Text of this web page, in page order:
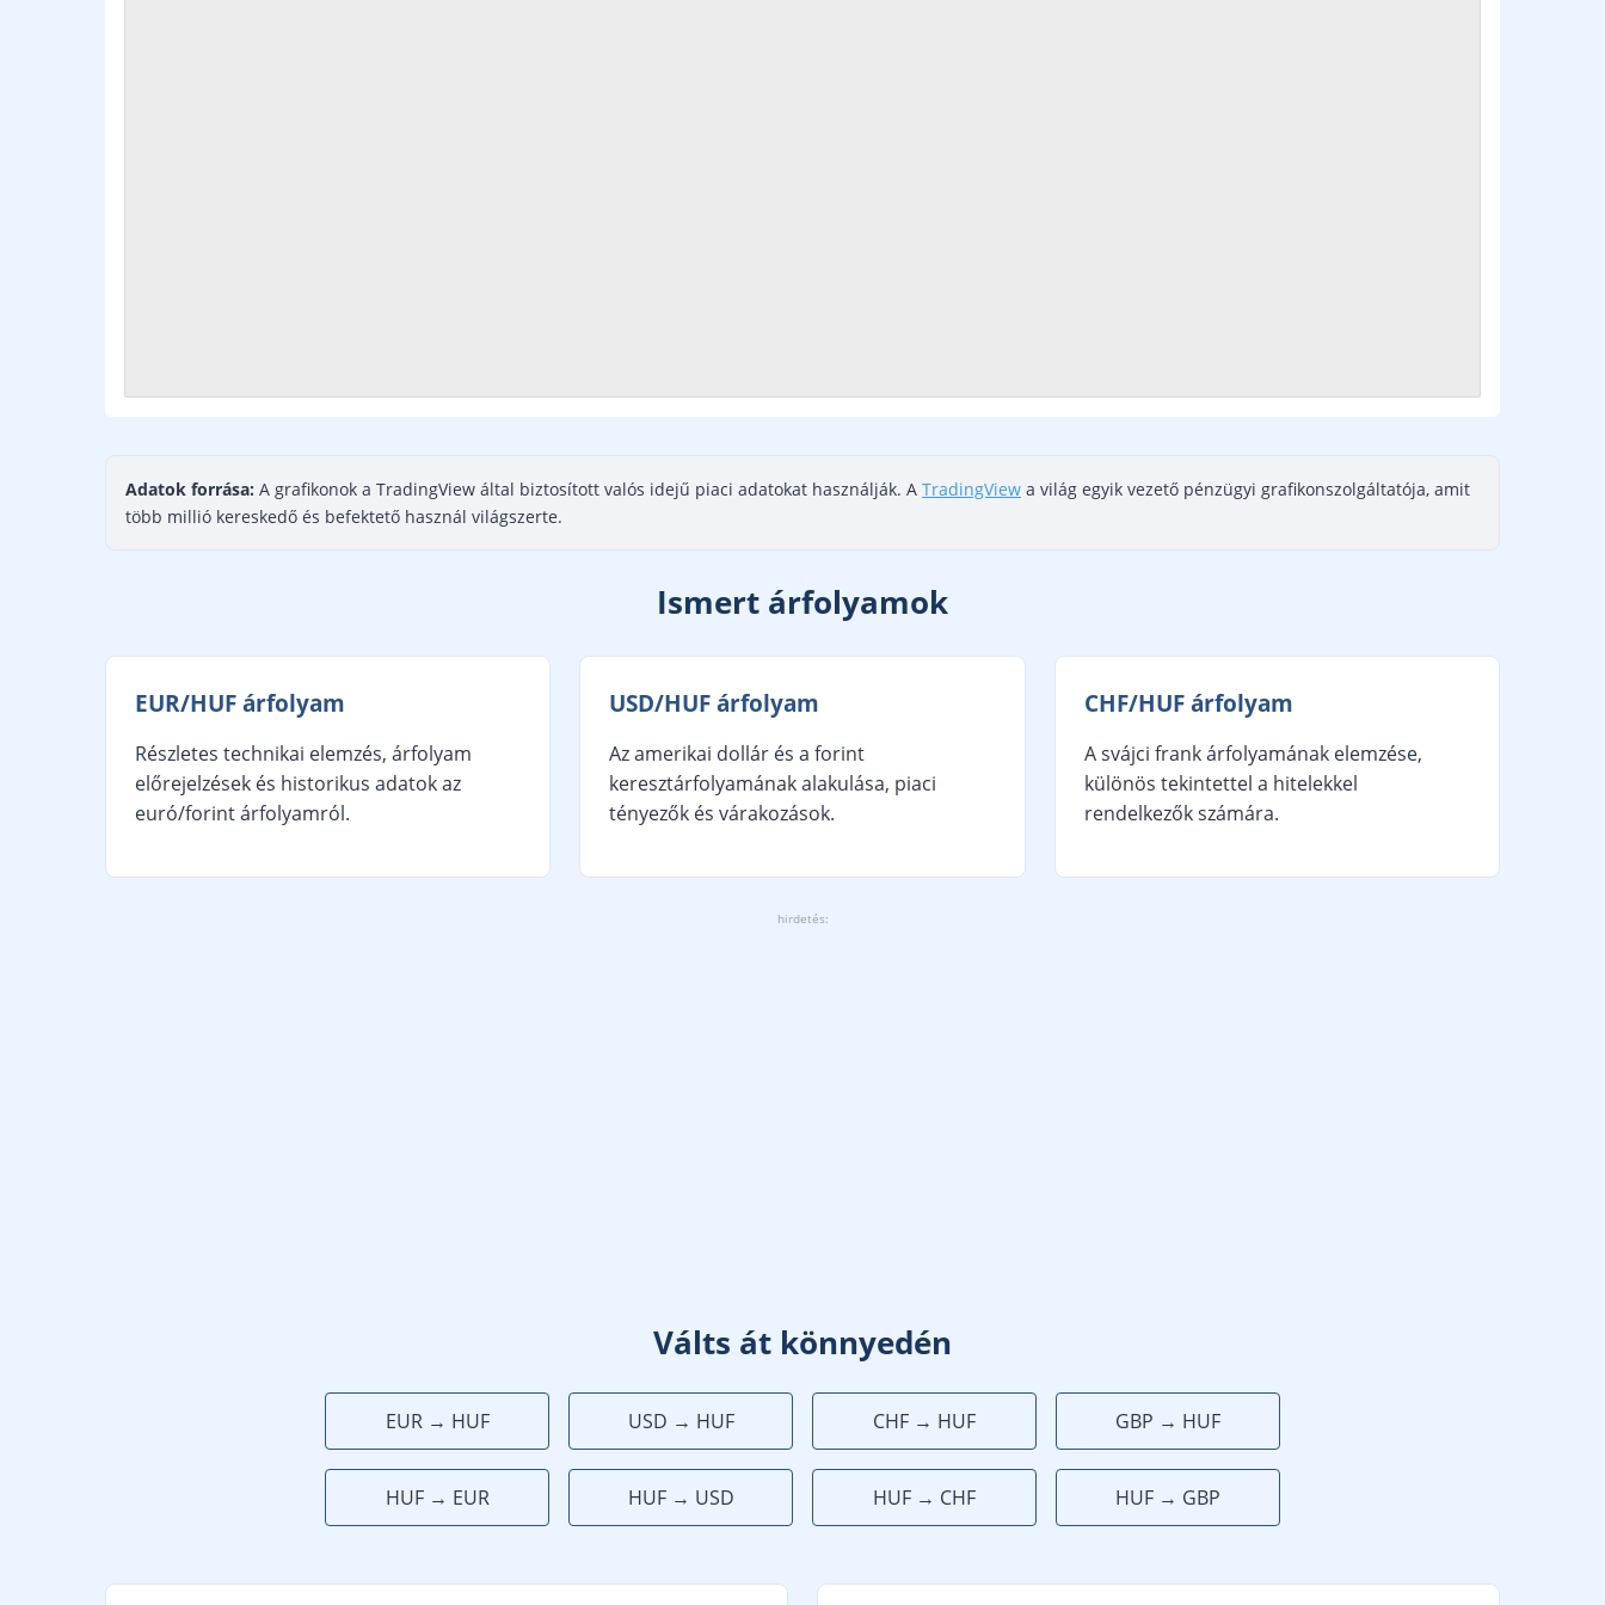
Adatok forrása: A grafikonok a TradingView által biztosított valós idejű piaci adatokat használják. A TradingView a világ egyik vezető pénzügyi grafikonszolgáltatója, amit
több millió kereskedő és befektető használ világszerte.
Ismert árfolyamok
EUR/HUF árfolyam
Részletes technikai elemzés, árfolyam
előrejelzések és historikus adatok az
euró/forint árfolyamról.
USD/HUF árfolyam
Az amerikai dollár és a forint
keresztárfolyamának alakulása, piaci
tényezők és várakozások.
CHF/HUF árfolyam
A svájci frank árfolyamának elemzése,
különös tekintettel a hitelekkel
rendelkezők számára.
hirdetés:
Válts át könnyedén
EUR → HUF USD → HUF CHF → HUF GBP → HUF
HUF → EUR HUF → USD HUF → CHF HUF → GBP